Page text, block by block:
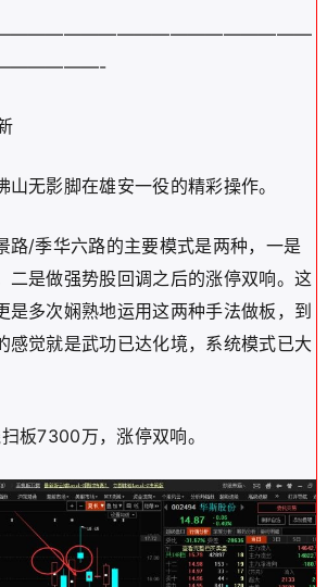
山无影脚在雄安一役的精彩操作。
路/季华六路的主要模式是两种，一是
二是做强势股回调之后的涨停双响。这
是多次娴熟地运用这两种手法做板，到
感觉就是武功已达化境，系统模式已大
板7300万，涨停双响。